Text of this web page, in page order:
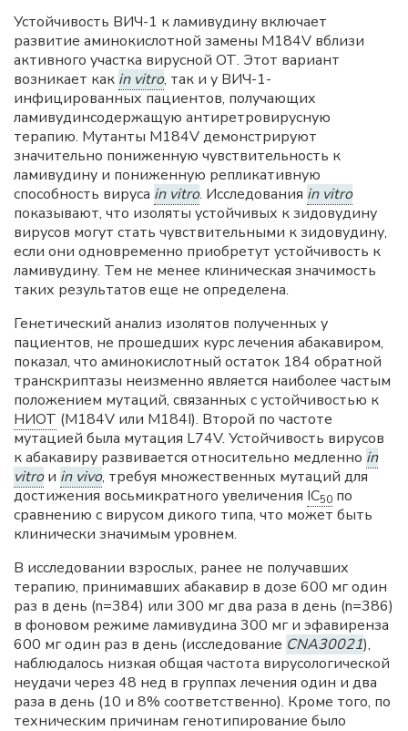
Устойчивость ВИЧ-1 к ламивудину включает
развитие аминокислотной замены M184V вблизи
активного участка вирусной ОТ. Этот вариант
возникает как in vitro, так и у ВИЧ-1-
инфицированных пациентов, получающих
ламивудинсодержащую антиретровирусную
терапию. Мутанты M184V демонстрируют
значительно пониженную чувствительность к
ламивудину и пониженную репликативную
способность вируса in vitro. Исследования in vitro
показывают, что изоляты устойчивых к зидовудину
вирусов могут стать чувствительными к зидовудину,
если они одновременно приобретут устойчивость к
ламивудину. Тем не менее клиническая значимость
таких результатов еще не определена.
Генетический анализ изолятов полученных у
пациентов, не прошедших курс лечения абакавиром,
показал, что аминокислотный остаток 184 обратной
транскриптазы неизменно является наиболее частым
положением мутаций, связанных с устойчивостью к
НИОТ (M184V или M184I). Второй по частоте
мутацией была мутация L74V. Устойчивость вирусов
к абакавиру развивается относительно медленно in
vitroи in vivo, требуя множественных мутаций для
достижения восьмикратного увеличения IC50 по
сравнению с вирусом дикого типа, что может быть
клинически значимым уровнем.
В исследовании взрослых, ранее не получавших
терапию, принимавших абакавир в дозе 600 мг один
раз в день (n=384) или 300 мг два раза в день (n=386)
в фоновом режиме ламивудина 300 мг и эфавиренза
600 мг один раз в день (исследование CNA30021),
наблюдалось низкая общая частота вирусологической
неудачи через 48 нед в группах лечения один и два
раза в день (10 и 8% соответственно). Кроме того, по
техническим причинам генотипирование было